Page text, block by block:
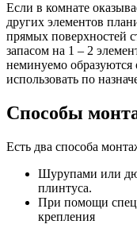
Если в комнате
других элементов
прямых поверхностей
запасом на 1 – 2
неминуемо
использовать по
Способы
Есть два способа
Шурупами или
плинтуса.
При помощи
крепления